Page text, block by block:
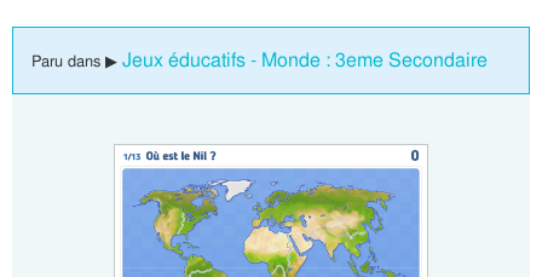
Paru dans ▶ Jeux éducatifs - Monde : 3eme Secondaire